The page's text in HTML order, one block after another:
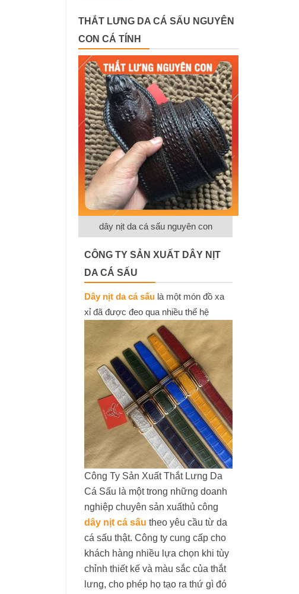
THẮT LƯNG DA CÁ SẤU NGUYÊN
CON CÁ TÍNH
dây nịt da cá sấu nguyên con
CÔNG TY SẢN XUẤT DÂY NỊT
DA CÁ SẤU
Dây nịt da cá sấu là một món đồ xa
xỉ đã được đeo qua nhiều thế hệ
Công Ty Sản Xuất Thắt Lưng Da
Cá Sấu là một trong những doanh
nghiệp chuyên sản xuấthủ công
dây nịt cá sấu theo yêu cầu từ da
cá sấu thật. Công ty cung cấp cho
khách hàng nhiều lựa chọn khi tùy
chỉnh thiết kế và màu sắc của thắt
lưng, cho phép họ tạo ra thứ gì đó